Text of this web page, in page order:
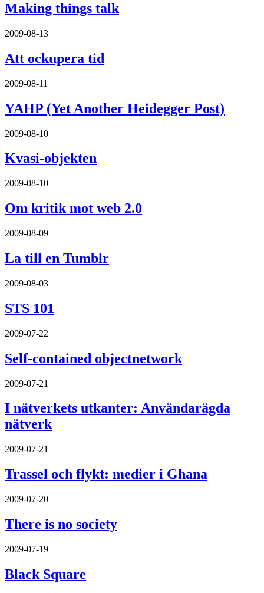
Making things talk
2009-08-13
Att ockupera tid
2009-08-11
YAHP (Yet Another Heidegger Post)
2009-08-10
Kvasi-objekten
2009-08-10
Om kritik mot web 2.0
2009-08-09
La till en Tumblr
2009-08-03
STS 101
2009-07-22
Self-contained objectnetwork
2009-07-21
I nätverkets utkanter: Användarägda
nätverk
2009-07-21
Trassel och flykt: medier i Ghana
2009-07-20
There is no society
2009-07-19
Black Square